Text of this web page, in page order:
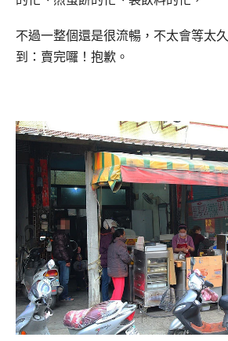
不過一整個還是很流暢，不太會等太
到：賣完囉！抱歉。